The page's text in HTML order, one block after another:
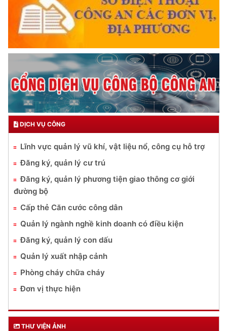
DỊCH VỤ CÔNG
Lĩnh vực quản lý vũ khí, vật liệu nổ, công cụ hỗ trợ
Đăng ký, quản lý cư trú
Đăng ký, quản lý phương tiện giao thông cơ giới
đường bộ
Cấp thẻ Căn cước công dân
Quản lý ngành nghề kinh doanh có điều kiện
Đăng ký, quản lý con dấu
Quản lý xuất nhập cảnh
Phòng cháy chữa cháy
Đơn vị thực hiện
THƯ VIỆN ẢNH